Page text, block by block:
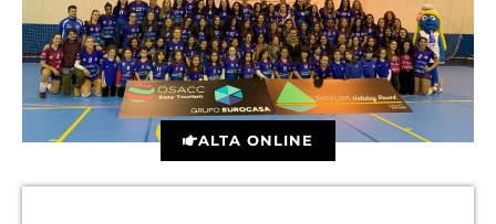
ALTA ONLINE